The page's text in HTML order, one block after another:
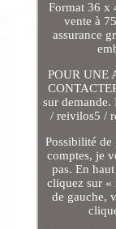
Format 36 x
vente à
assurance
POUR UNE
sur
/ reivilos5 /
Possibilité de
comptes, je
pas. En
cliquez sur «
de gauche,